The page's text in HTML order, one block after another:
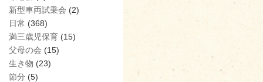
新型車両試乗会 (2)
日常 (368)
満三歳児保育 (15)
父母の会 (15)
生き物 (23)
節分 (5)